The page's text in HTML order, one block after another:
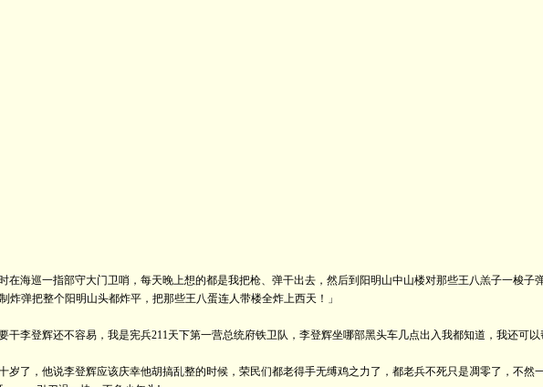
在海巡一指部守大门卫哨，每天晚上想的都是我把枪、弹干出去，然后到阳明山中山楼对那些王八羔子一梭
弹把整个阳明山头都炸平，把那些王八蛋连人带楼全炸上西天！」
登辉还不容易，我是宪兵211天下第一营总统府铁卫队，李登辉坐哪部黑头车几点出入我都知道，我还可
了，他说李登辉应该庆幸他胡搞乱整的时候，荣民们都老得手无缚鸡之力了，都老兵不死只是凋零了，不